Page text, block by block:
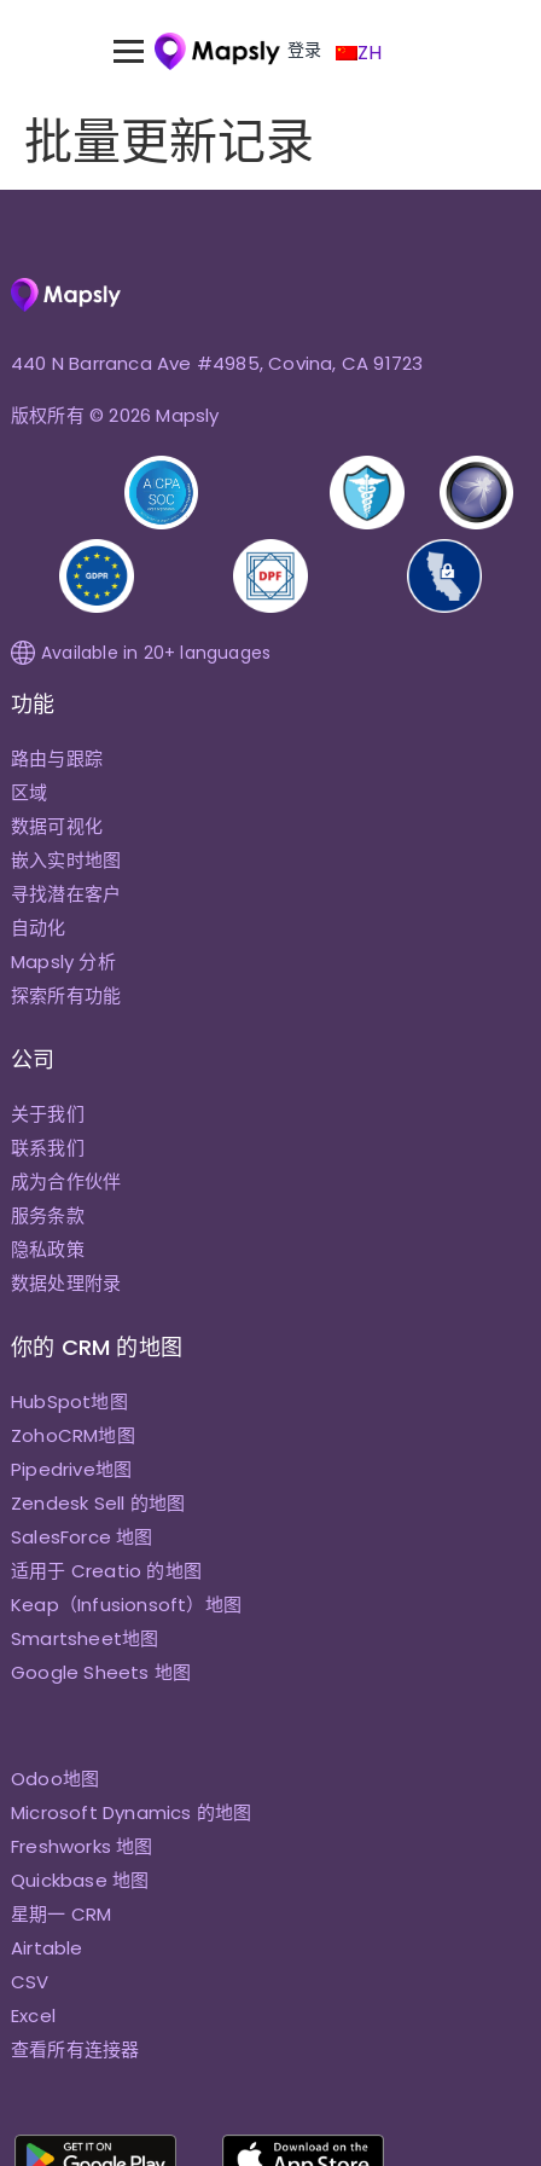
登录 ZH
批量更新记录
440 N Barranca Ave #4985, Covina, CA 91723
版权所有 © 2026 Mapsly
Available in 20+ languages
功能
路由与跟踪
区域
数据可视化
嵌入实时地图
寻找潜在客户
自动化
Mapsly 分析
探索所有功能
公司
关于我们
联系我们
成为合作伙伴
服务条款
隐私政策
数据处理附录
你的 CRM 的地图
HubSpot地图
ZohoCRM地图
Pipedrive地图
Zendesk Sell 的地图
SalesForce 地图
适用于 Creatio 的地图
Keap（Infusionsoft）地图
Smartsheet地图
Google Sheets 地图
Odoo地图
Microsoft Dynamics 的地图
Freshworks 地图
Quickbase 地图
星期一 CRM
Airtable
CSV
Excel
查看所有连接器